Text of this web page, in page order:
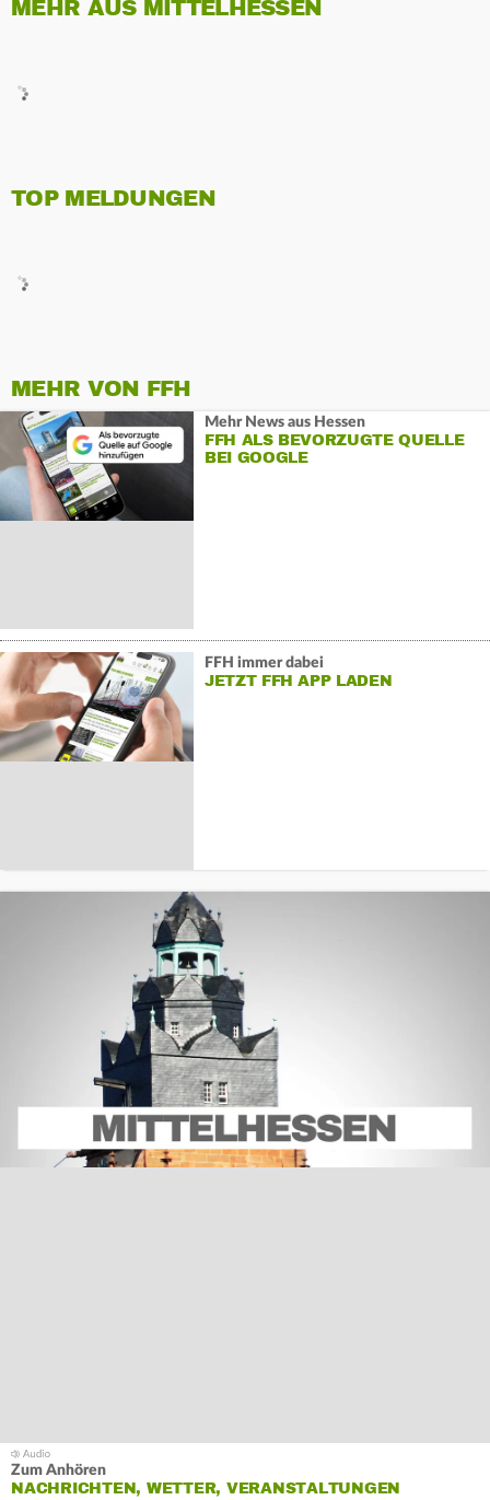
MEHR AUS MITTELHESSEN
TOP MELDUNGEN
MEHR VON FFH
Mehr News aus Hessen
FFH ALS BEVORZUGTE QUELLE
BEI GOOGLE
FFH immer dabei
JETZT FFH APP LADEN
Zum Anhören
NACHRICHTEN, WETTER, VERANSTALTUNGEN